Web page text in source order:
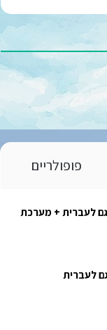
ל
*
פופולריים
1172 מתורגם לעברית + מערכת